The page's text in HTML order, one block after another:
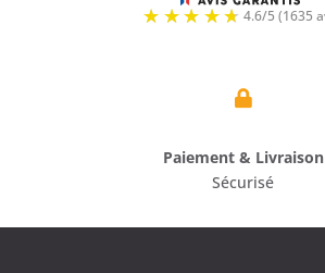

Paiement & Livraison
Sécurisé